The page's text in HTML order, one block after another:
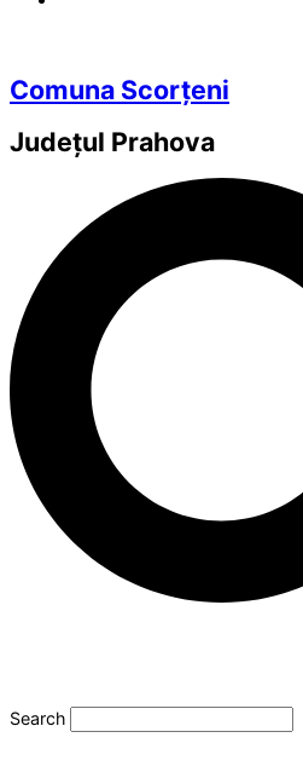
Comuna Scorțeni
Județul Prahova
Search